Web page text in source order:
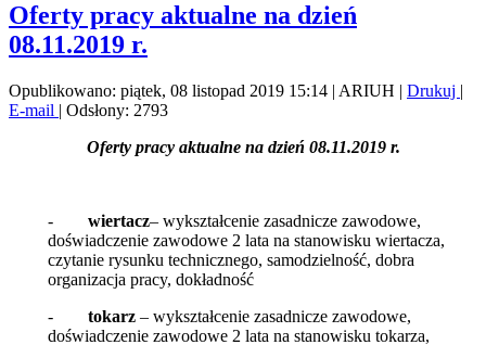
Oferty pracy aktualne na dzień
08.11.2019 r.
Opublikowano: piątek, 08 listopad 2019 15:14 | ARIUH | Drukuj |
E-mail | Odsłony: 2793
Oferty pracy aktualne na dzień 08.11.2019 r.
- wiertacz– wykształcenie zasadnicze zawodowe,
doświadczenie zawodowe 2 lata na stanowisku wiertacza,
czytanie rysunku technicznego, samodzielność, dobra
organizacja pracy, dokładność
- tokarz – wykształcenie zasadnicze zawodowe,
doświadczenie zawodowe 2 lata na stanowisku tokarza,